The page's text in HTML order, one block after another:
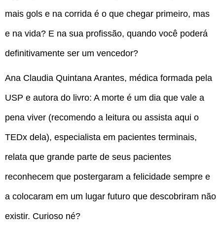
mais gols e na corrida é o que chegar primeiro, mas
e na vida? E na sua profissão, quando você poderá
definitivamente ser um vencedor?
Ana Claudia Quintana Arantes, médica formada pela
USP e autora do livro: A morte é um dia que vale a
pena viver (recomendo a leitura ou assista aqui o
TEDx dela), especialista em pacientes terminais,
relata que grande parte de seus pacientes
reconhecem que postergaram a felicidade sempre e
a colocaram em um lugar futuro que descobriram não
existir. Curioso né?